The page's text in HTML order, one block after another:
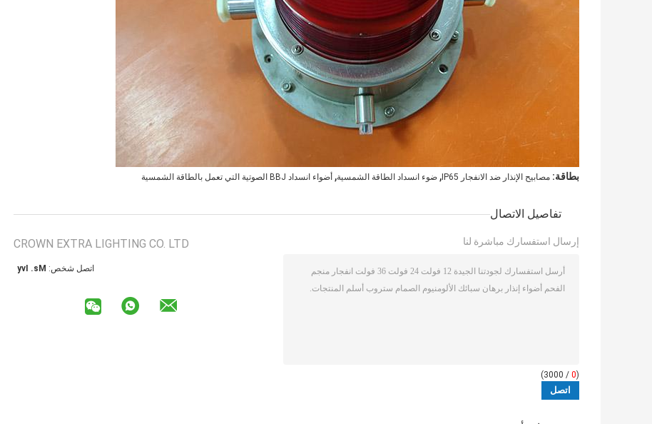
بطاقة: مصابيح الإنذار ضد الانفجار IP65 , ضوء انسداد الطاقة الشمسية, أضواء انسداد BBJ الصوتية التي تعمل بالطاقة الشمسية
تفاصيل الاتصال
CROWN EXTRA LIGHTING CO. LTD
اتصل شخص: Ms. Ivy
إرسال استفسارك مباشرة لنا
(
0
/ 3000)